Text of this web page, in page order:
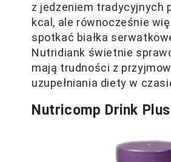
z jedzeniem tradycyjnych
kcal, ale równocześnie
spotkać białka
Nutridiank świetnie
mają trudności z
uzupełniania diety w
Nutricomp Drink